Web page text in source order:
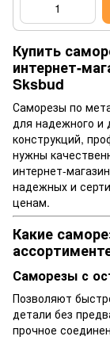
Купить
интернет-
Sksbud
Саморезы по
для надежного и
конструкций,
нужны
интернет-магазин
надежных и
ценам.
Какие
Саморезы с
Позволяют
детали без
прочное